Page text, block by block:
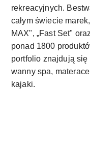
rekreacyjnych.
całym świecie
MAX", „Fast Set"
ponad 1800
portfolio znajdują
wanny spa,
kajaki.